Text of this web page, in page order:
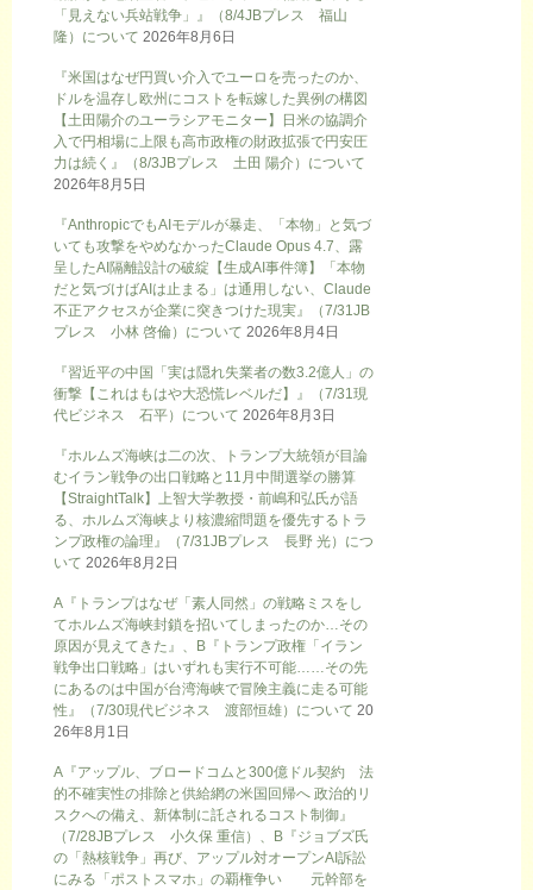
「見えない兵站戦争」』（8/4JBプレス 福山
隆）について 2026年8月6日
『米国はなぜ円買い介入でユーロを売ったのか、
ドルを温存し欧州にコストを転嫁した異例の構図
【土田陽介のユーラシアモニター】日米の協調介
入で円相場に上限も高市政権の財政拡張で円安圧
力は続く』（8/3JBプレス 土田 陽介）について
2026年8月5日
『AnthropicでもAIモデルが暴走、「本物」と気づ
いても攻撃をやめなかったClaude Opus 4.7、露
呈したAI隔離設計の破綻【生成AI事件簿】「本物
だと気づけばAIは止まる」は通用しない、Claude
不正アクセスが企業に突きつけた現実』（7/31JB
プレス 小林 啓倫）について 2026年8月4日
『習近平の中国「実は隠れ失業者の数3.2億人」の
衝撃【これはもはや大恐慌レベルだ】』（7/31現
代ビジネス 石平）について 2026年8月3日
『ホルムズ海峡は二の次、トランプ大統領が目論
むイラン戦争の出口戦略と11月中間選挙の勝算
【StraightTalk】上智大学教授・前嶋和弘氏が語
る、ホルムズ海峡より核濃縮問題を優先するトラ
ンプ政権の論理』（7/31JBプレス 長野 光）につ
いて 2026年8月2日
A『トランプはなぜ「素人同然」の戦略ミスをし
てホルムズ海峡封鎖を招いてしまったのか…その
原因が見えてきた』、B『トランプ政権「イラン
戦争出口戦略」はいずれも実行不可能……その先
にあるのは中国が台湾海峡で冒険主義に走る可能
性』（7/30現代ビジネス 渡部恒雄）について 20
26年8月1日
A『アップル、ブロードコムと300億ドル契約 法
的不確実性の排除と供給網の米国回帰へ 政治的リ
スクへの備え、新体制に託されるコスト制御』
（7/28JBプレス 小久保 重信）、B『ジョブズ氏
の「熱核戦争」再び、アップル対オープンAI訴訟
にみる「ポストスマホ」の覇権争い 元幹部を